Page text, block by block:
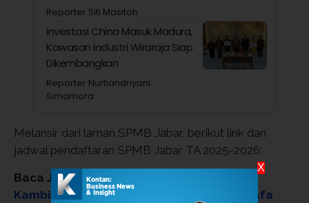
Reporter Siti Masitoh
Investasi China Masuk Madura,
Kawasan Industri Wiraraja Siap
Dikembangkan
Reporter Nurtiandriyani
Simamora
Melansir dari laman SPMB Jabar, berikut link dan
jadwal pendaftaran SPMB Jabar TA 2025-2026:
Baca Juga:
Jelang Idul Adha, Cek Harga
Kambing dan Sapi Kurban di Dompet Dhuafa
X